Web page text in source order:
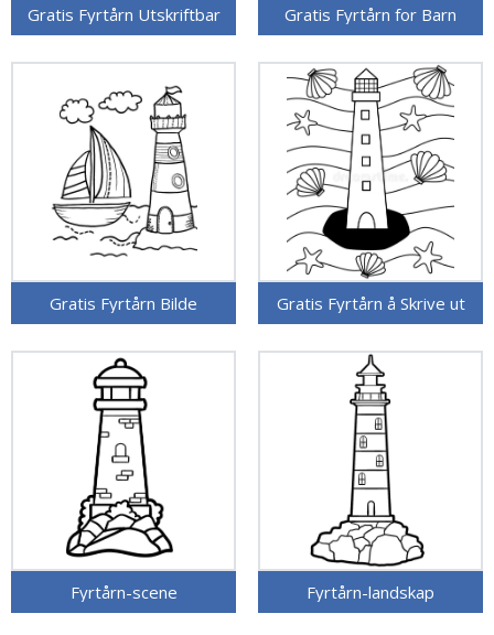
Gratis Fyrtårn Utskriftbar Gratis Fyrtårn for Barn
Gratis Fyrtårn Bilde Gratis Fyrtårn å Skrive ut
Fyrtårn-scene Fyrtårn-landskap